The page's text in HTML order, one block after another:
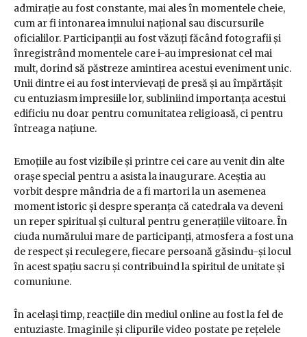
admirație au fost constante, mai ales în momentele cheie,
cum ar fi intonarea imnului național sau discursurile
oficialilor. Participanții au fost văzuți făcând fotografii și
înregistrând momentele care i-au impresionat cel mai
mult, dorind să păstreze amintirea acestui eveniment unic.
Unii dintre ei au fost intervievați de presă și au împărtășit
cu entuziasm impresiile lor, subliniind importanța acestui
edificiu nu doar pentru comunitatea religioasă, ci pentru
întreaga națiune.
Emoțiile au fost vizibile și printre cei care au venit din alte
orașe special pentru a asista la inaugurare. Aceștia au
vorbit despre mândria de a fi martori la un asemenea
moment istoric și despre speranța că catedrala va deveni
un reper spiritual și cultural pentru generațiile viitoare. În
ciuda numărului mare de participanți, atmosfera a fost una
de respect și reculegere, fiecare persoană găsindu-și locul
în acest spațiu sacru și contribuind la spiritul de unitate și
comuniune.
În același timp, reacțiile din mediul online au fost la fel de
entuziaste. Imaginile și clipurile video postate pe rețelele